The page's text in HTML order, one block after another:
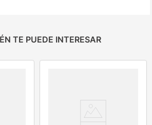
TE PUEDE INTERESAR